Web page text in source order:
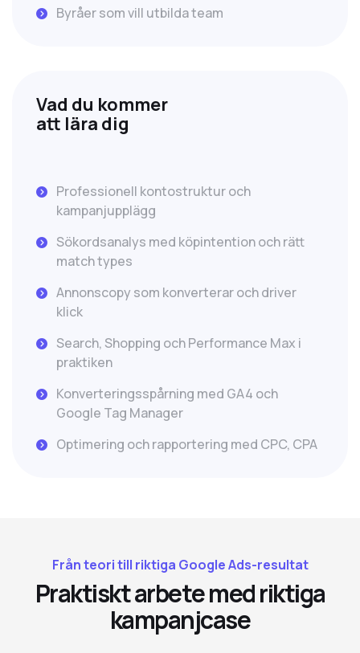
Byråer som vill utbilda team
Vad du kommer
att lära dig
Professionell kontostruktur och
kampanjupplägg
Sökordsanalys med köpintention och rätt
match types
Annonscopy som konverterar och driver
klick
Search, Shopping och Performance Max i
praktiken
Konverteringsspårning med GA4 och
Google Tag Manager
Optimering och rapportering med CPC, CPA
Från teori till riktiga Google Ads-resultat
Praktisktarbetemedriktiga
kampanjcase